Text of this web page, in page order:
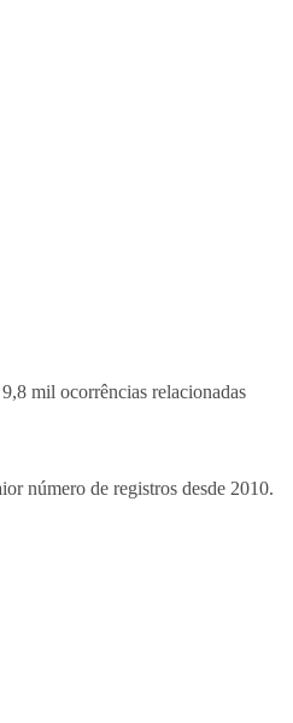
mil ocorrências relacionadas
número de registros desde 2010.